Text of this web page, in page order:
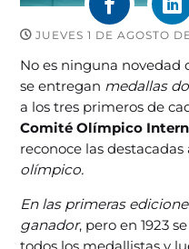
JUEVES 1 DE AGOSTO
No es ninguna novedad
se entregan medallas
a los tres primeros de
Comité Olímpico
reconoce las
olímpico.
En las primeras
ganador, pero en 1923
todos los medallistas y